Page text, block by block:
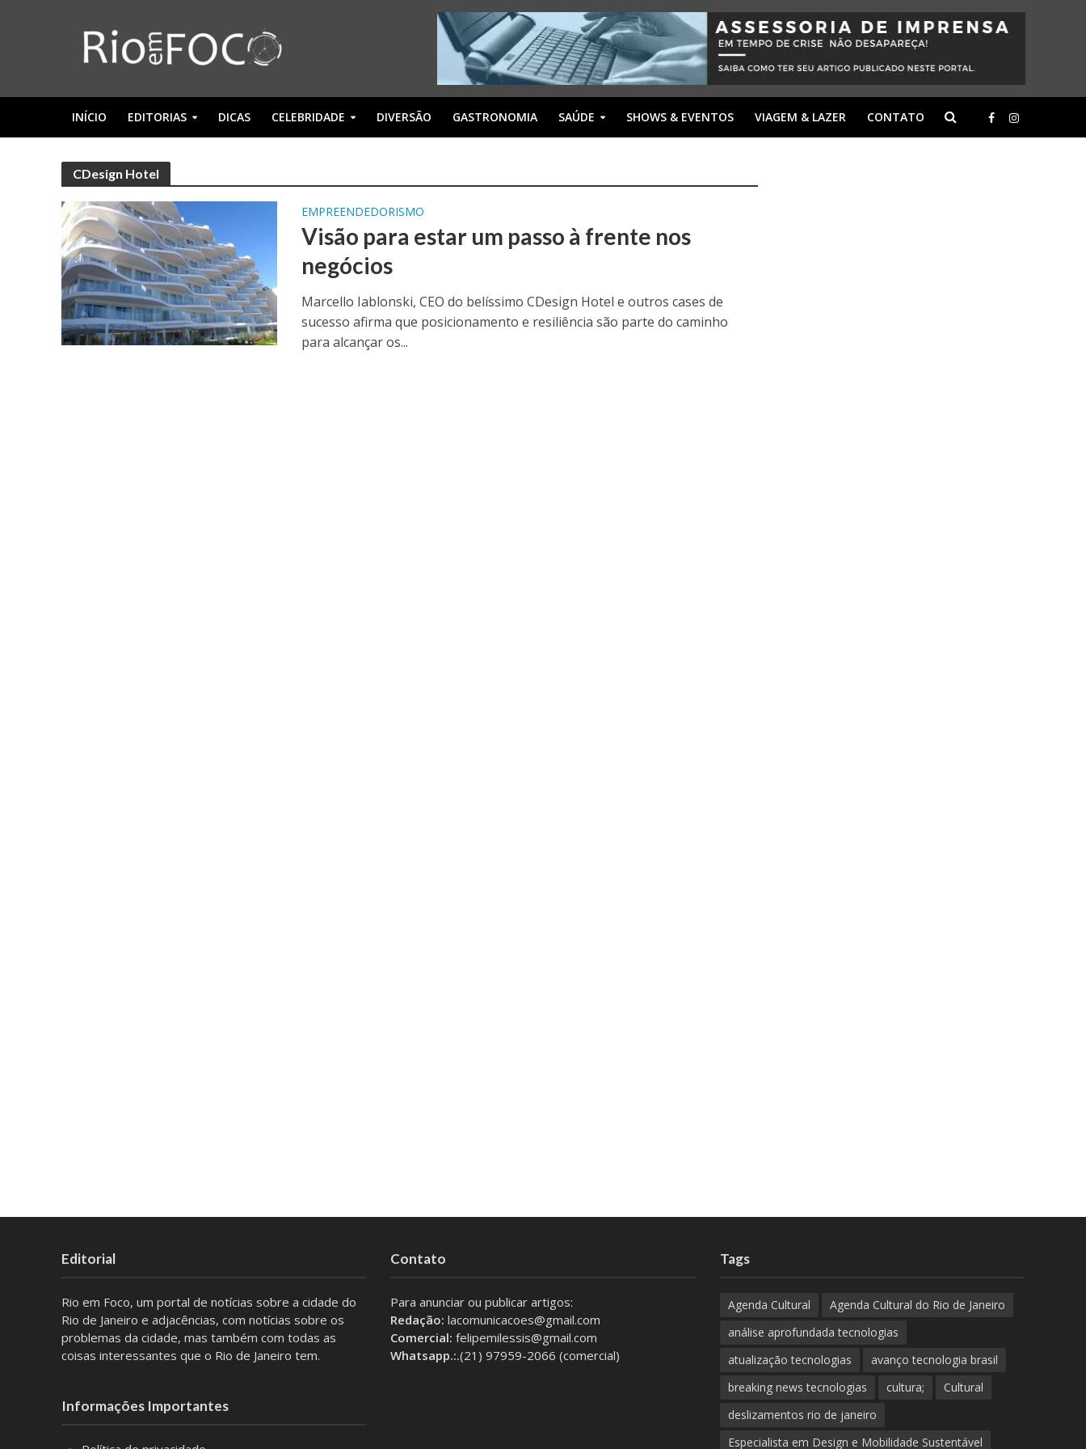
INÍCIO EDITORIAS DICAS CELEBRIDADE DIVERSÃO GASTRONOMIA SAÚDE SHOWS & EVENTOS VIAGEM & LAZER CONTATO
CDesign Hotel
EMPREENDEDORISMO
Visão para estar um passo à frente nos
negócios
Marcello Iablonski, CEO do belíssimo CDesign Hotel e outros cases de
sucesso afirma que posicionamento e resiliência são parte do caminho
para alcançar os...
Editorial
Rio em Foco, um portal de notícias sobre a cidade do
Rio de Janeiro e adjacências, com notícias sobre os
problemas da cidade, mas também com todas as
coisas interessantes que o Rio de Janeiro tem.
Informações Importantes
Contato
Para anunciar ou publicar artigos:
Redação: lacomunicacoes@gmail.com
Comercial: felipemilessis@gmail.com
Whatsapp.:.(21) 97959-2066 (comercial)
Tags
Agenda Cultural
Agenda Cultural do Rio de Janeiro
análise aprofundada tecnologias
atualização tecnologias
avanço tecnologia brasil
breaking news tecnologias
cultura;
Cultural
deslizamentos rio de janeiro
Especialista em Design e Mobilidade Sustentável